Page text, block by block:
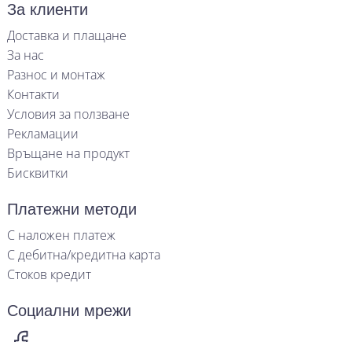
За клиенти
Доставка и плащане
За нас
Разнос и монтаж
Контакти
Условия за ползване
Рекламации
Връщане на продукт
Бисквитки
Платежни методи
С наложен платеж
С дебитна/кредитна карта
Стоков кредит
Социални мрежи